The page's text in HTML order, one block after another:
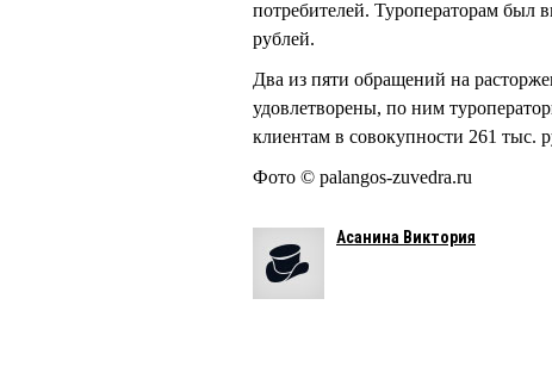
потребителей. Туроператорам был
рублей.
Два из пяти обращений на
удовлетворены, по ним
клиентам в совокупности 261 тыс.
Фото © palangos-zuvedra.ru
Асанина Виктория